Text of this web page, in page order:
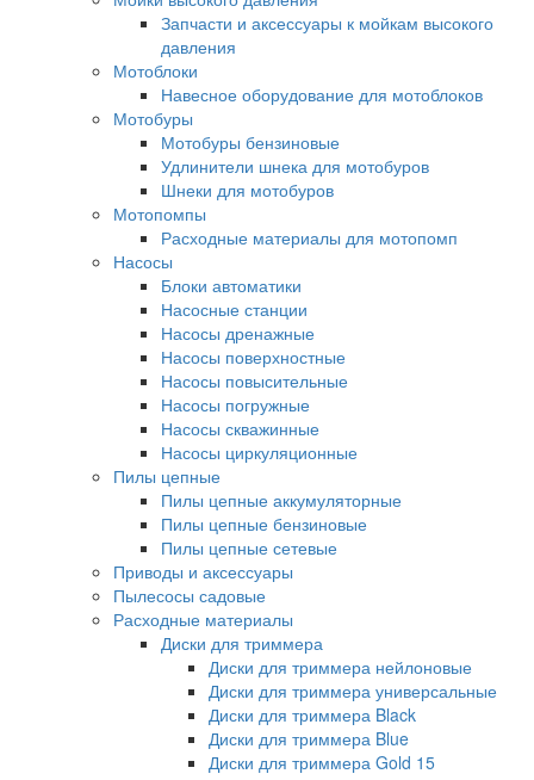
Запчасти и аксессуары к мойкам высокого
давления
Мотоблоки
Навесное оборудование для мотоблоков
Мотобуры
Мотобуры бензиновые
Удлинители шнека для мотобуров
Шнеки для мотобуров
Мотопомпы
Расходные материалы для мотопомп
Насосы
Блоки автоматики
Насосные станции
Насосы дренажные
Насосы поверхностные
Насосы повысительные
Насосы погружные
Насосы скважинные
Насосы циркуляционные
Пилы цепные
Пилы цепные аккумуляторные
Пилы цепные бензиновые
Пилы цепные сетевые
Приводы и аксессуары
Пылесосы садовые
Расходные материалы
Диски для триммера
Диски для триммера нейлоновые
Диски для триммера универсальные
Диски для триммера Black
Диски для триммера Blue
Диски для триммера Gold 15